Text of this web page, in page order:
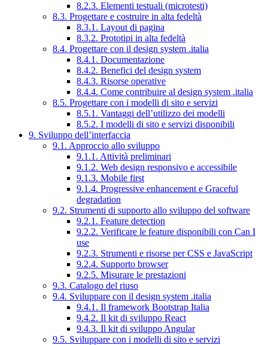
8.2.3. Elementi testuali (microtesti)
8.3. Progettare e costruire in alta fedeltà
8.3.1. Layout di pagina
8.3.2. Prototipi in alta fedeltà
8.4. Progettare con il design system .italia
8.4.1. Documentazione
8.4.2. Benefici del design system
8.4.3. Risorse operative
8.4.4. Come contribuire al design system .italia
8.5. Progettare con i modelli di sito e servizi
8.5.1. Vantaggi dell’utilizzo dei modelli
8.5.2. I modelli di sito e servizi disponibili
9. Sviluppo dell’interfaccia
9.1. Approccio allo sviluppo
9.1.1. Attività preliminari
9.1.2. Web design responsivo e accessibile
9.1.3. Mobile first
9.1.4. Progressive enhancement e Graceful
degradation
9.2. Strumenti di supporto allo sviluppo del software
9.2.1. Feature detection
9.2.2. Verificare le feature disponibili con Can I
use
9.2.3. Strumenti e risorse per CSS e JavaScript
9.2.4. Supporto browser
9.2.5. Misurare le prestazioni
9.3. Catalogo del riuso
9.4. Sviluppare con il design system .italia
9.4.1. Il framework Bootstrap Italia
9.4.2. Il kit di sviluppo React
9.4.3. Il kit di sviluppo Angular
9.5. Sviluppare con i modelli di sito e servizi